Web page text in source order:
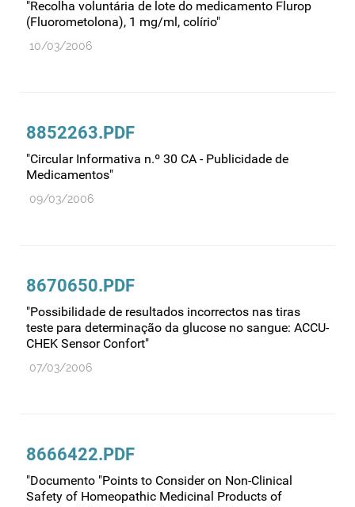
"Recolha voluntária de lote do medicamento Flurop
(Fluorometolona), 1 mg/ml, colírio"
10/03/2006
8852263.PDF
"Circular Informativa n.º 30 CA - Publicidade de
Medicamentos"
09/03/2006
8670650.PDF
"Possibilidade de resultados incorrectos nas tiras
teste para determinação da glucose no sangue: ACCU-
CHEK Sensor Confort"
07/03/2006
8666422.PDF
"Documento "Points to Consider on Non-Clinical
Safety of Homeopathic Medicinal Products of